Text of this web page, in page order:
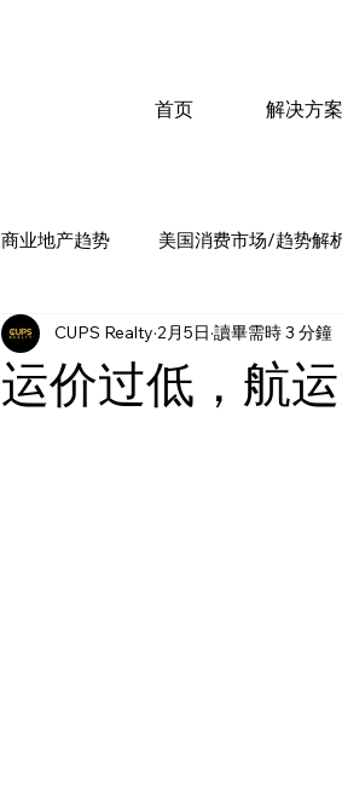
首页 解决方案
商业地产趋势 美国消费市场/趋势解
运价过低，航
CUPS Realty 2月5日 讀畢需時 3 分鐘